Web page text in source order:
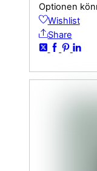
Optionen
Wishlist
Share